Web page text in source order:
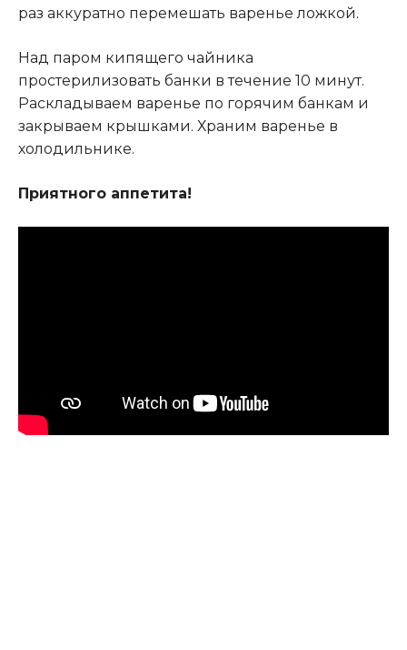
раз аккуратно перемешать варенье ложкой.
Над паром кипящего чайника
простерилизовать банки в течение 10 минут.
Раскладываем варенье по горячим банкам и
закрываем крышками. Храним варенье в
холодильнике.
Приятного аппетита!